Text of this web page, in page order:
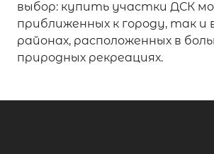
выбор: купить участки ДСК
приближенных к городу, так и
районах, расположенных в
природных рекреациях.